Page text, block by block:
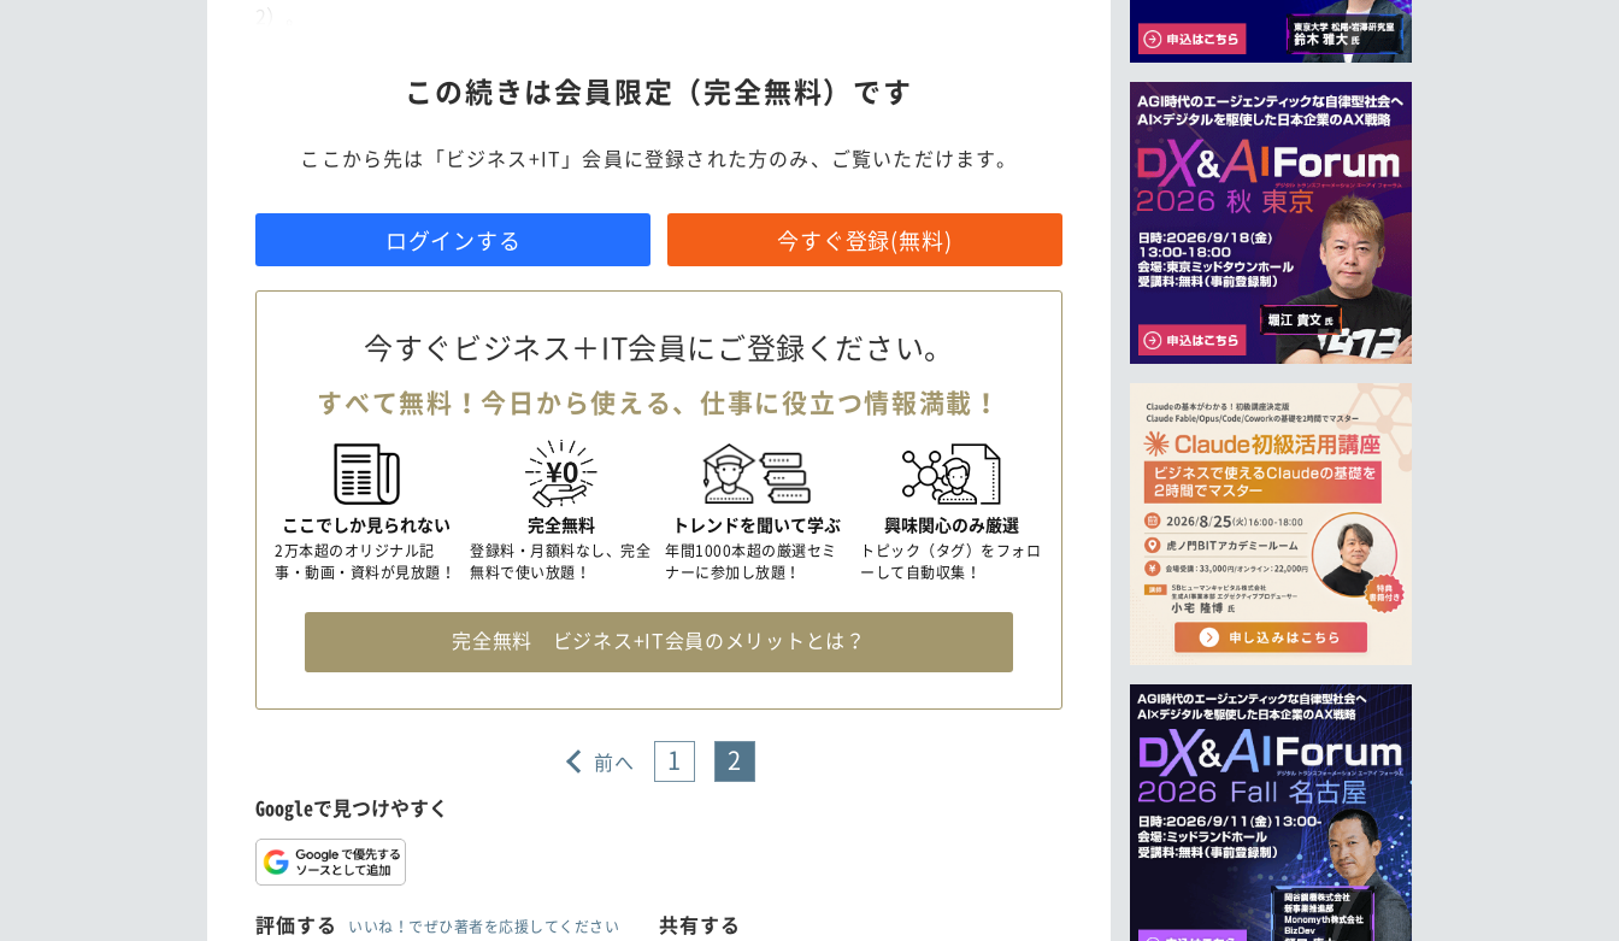
2）。
この続きは会員限定（完全無料）です
ここから先は「ビジネス+IT」会員に登録された方のみ、ご覧いただけます。
ログインする 今すぐ登録(無料)
今すぐビジネス＋IT会員にご登録ください。
すべて無料！今日から使える、仕事に役立つ情報満載！
ここでしか見られない
2万本超のオリジナル記
事・動画・資料が見放題！
完全無料
登録料・月額料なし、完全
無料で使い放題！
トレンドを聞いて学ぶ
年間1000本超の厳選セミ
ナーに参加し放題！
興味関心のみ厳選
トピック（タグ）をフォロ
ーして自動収集！
完全無料 ビジネス+IT会員のメリットとは？
前へ 1 2
Googleで見つけやすく
評価する
いいね！でぜひ著者を応援してください
共有する